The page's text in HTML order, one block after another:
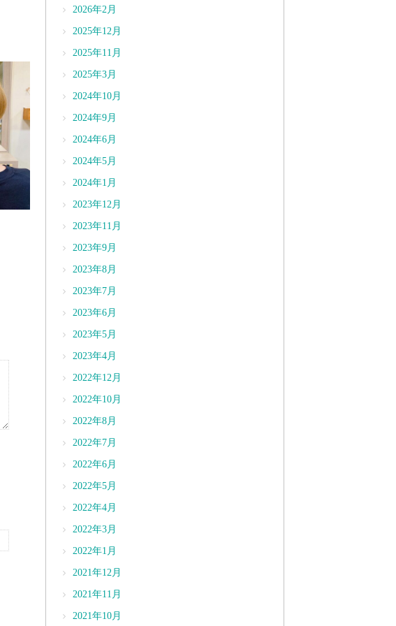
2026年2月
2025年12月
2025年11月
2025年3月
2024年10月
2024年9月
2024年6月
2024年5月
2024年1月
2023年12月
2023年11月
2023年9月
2023年8月
2023年7月
2023年6月
2023年5月
2023年4月
2022年12月
2022年10月
2022年8月
2022年7月
2022年6月
2022年5月
2022年4月
2022年3月
2022年1月
2021年12月
2021年11月
2021年10月